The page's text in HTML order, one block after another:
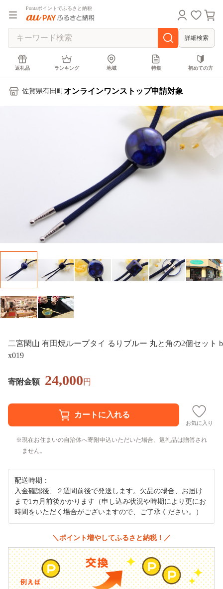
Pontaポイントでふるさと納税
詳細検索
返礼品 ランキング 地域 特集 初めての方
佐賀県有田町 オンラインワンストップ申請対象
二宮閑山 有田焼ループタイ るりブルー 丸と角の2個セット b
x019
寄附金額 24,000円
お気に入り
現在お住まいの自治体へ寄附申込いただいた場合、返礼品は贈答され
ません。
配送時期：
入金確認後、２週間前後で発送します。欠品の場合、お届け
まで1カ月前後かかります（申し込み状況や時期により更にお
時間をいただく場合がございますので、ご了承ください。）
＼ポイント増やしてふるさと納税！／